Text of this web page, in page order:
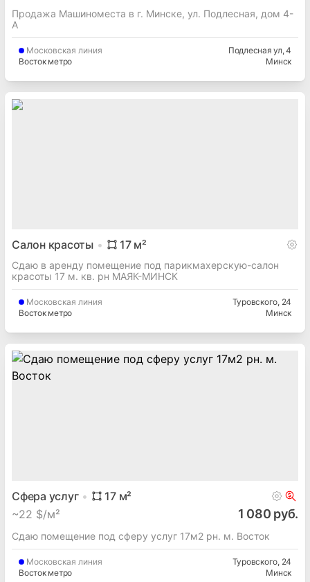
Продажа Машиноместа в г. Минске, ул. Подлесная, дом 4-
А
Московская линия
Восток метро
Подлесная ул, 4
Минск
Салон красоты 17м²
Сдаю в аренду помещение под парикмахерскую-салон
красоты 17 м. кв. рн МАЯК-МИНСК
Московская линия
Восток метро
Туровского, 24
Минск
Сфера услуг 17м²
~22 $/м² 1 080 руб.
Сдаю помещение под сферу услуг 17м2 рн. м. Восток
Московская линия
Восток метро
Туровского, 24
Минск